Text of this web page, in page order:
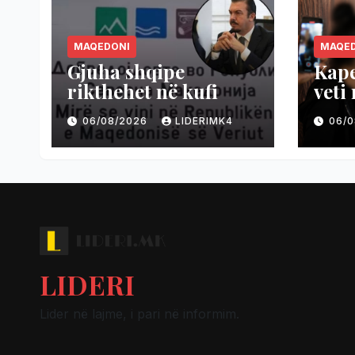
MAQEDONI
Gjuha shqipe
rikthehet në kufi
06/08/2026 LIDERIMK4
veti
06/
LIDERI
Lider në lajme, i pari në informim.